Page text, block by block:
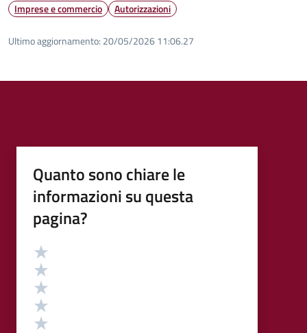
Imprese e commercio Autorizzazioni
Ultimo aggiornamento: 20/05/2026 11:06.27
Quanto sono chiare le
informazioni su questa
pagina?
Valutazione